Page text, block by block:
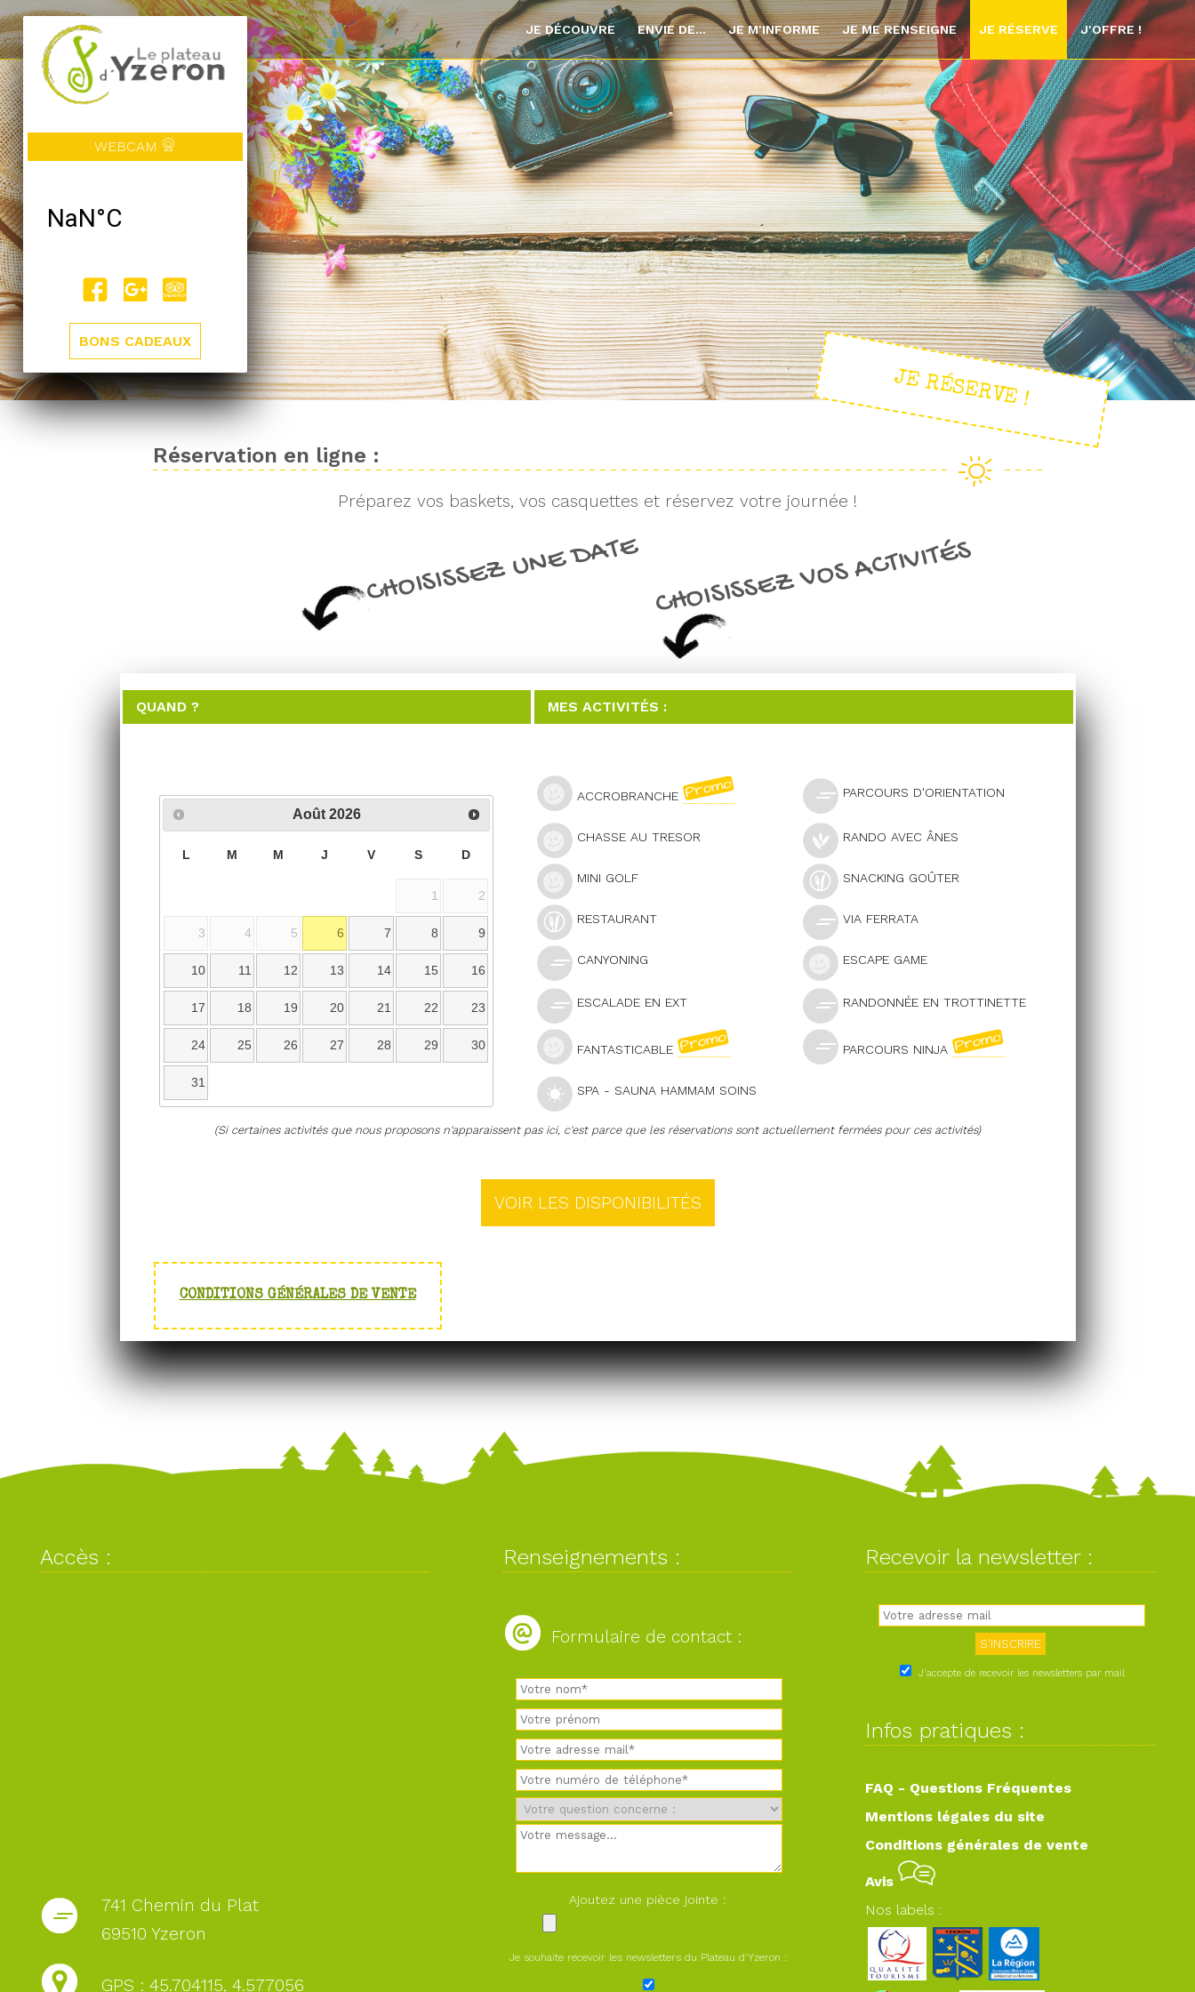
WEBCAM
BONS CADEAUX
JE DÉCOUVRE ENVIE DE... JE M'INFORME JE ME RENSEIGNE JE RÉSERVE J'OFFRE !
JE RÉSERVE !
Réservation en ligne :
Préparez vos baskets, vos casquettes et réservez votre journée !
CHOISISSEZ UNE DATE CHOISISSEZ VOS ACTIVITÉS
QUAND ?
Août 2026
L M M J V S D
1 2
3 4 5 6 7 8 9
10 11 12 13 14 15 16
17 18 19 20 21 22 23
24 25 26 27 28 29 30
31
MES ACTIVITÉS :
ACCROBRANCHE PARCOURS D'ORIENTATION
CHASSE AU TRESOR RANDO AVEC ÂNES
MINI GOLF SNACKING GOÛTER
RESTAURANT VIA FERRATA
CANYONING ESCAPE GAME
ESCALADE EN EXT RANDONNÉE EN TROTTINETTE
FANTASTICABLE PARCOURS NINJA
SPA - SAUNA HAMMAM SOINS
(Si certaines activités que nous proposons n'apparaissent pas ici, c'est parce que les réservations sont actuellement fermées pour ces activités)
CONDITIONS GÉNÉRALES DE VENTE
Accès :
741 Chemin du Plat
69510 Yzeron
GPS : 45.704115, 4.577056
Renseignements :
Formulaire de contact :
Ajoutez une pièce jointe :
Je souhaite recevoir les newsletters du Plateau d'Yzeron :
Recevoir la newsletter :
J'accepte de recevoir les newsletters par mail
Infos pratiques :
FAQ - Questions Fréquentes
Mentions légales du site
Conditions générales de vente
Avis
Nos labels :